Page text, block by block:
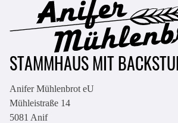
STAMMHAUS MIT
Anifer Mühlenbrot eU
Mühleistraße 14
5081 Anif